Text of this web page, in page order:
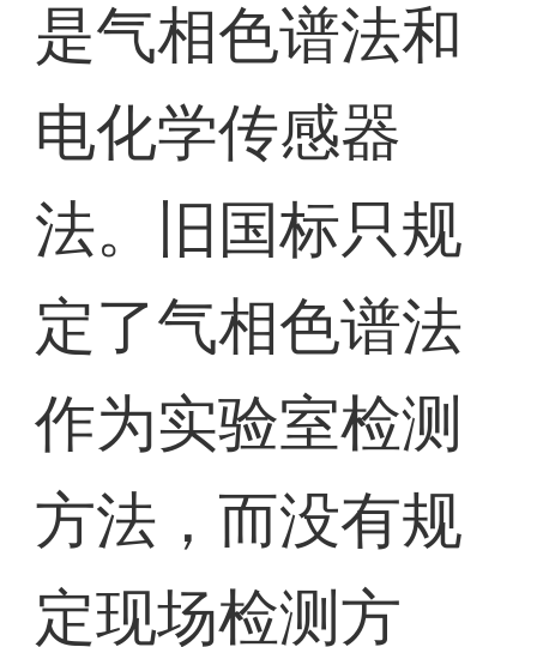
是气相色谱法和
电化学传感器
法。旧国标只规
定了气相色谱法
作为实验室检测
方法，而没有规
定现场检测方